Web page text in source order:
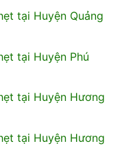
tại Huyện Quảng
tại Huyện Phú
tại Huyện Hương
tại Huyện Hương